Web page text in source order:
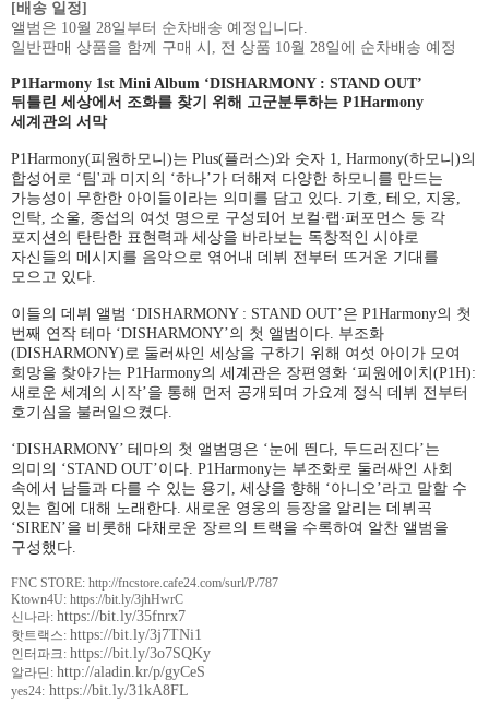
[배송 일정]
앨범은 10월 28일부터 순차배송 예정입니다.
일반판매 상품을 함께 구매 시 , 전 상품 10월 28일에 순차배송 예정
P1Harmony 1st Mini Album ‘DISHARMONY : STAND OUT’
뒤틀린 세상에서 조화를 찾기 위해 고군분투하는 P1Harmony
세계관의 서막
P1Harmony(피원하모니 )는 Plus(플러스)와 숫자 1, Harmony(하모니 )의
합성어로 ‘팀'과 미지의 ‘하나’가 더해져 다양한 하모니를 만드는
가능성이 무한한 아이들이라는 의미를 담고 있다. 기호, 테오, 지웅,
인탁, 소울, 종섭의 여섯 명으로 구성되어 보컬 ∙랩 ∙퍼포먼스 등 각
포지션의 탄탄한 표현력과 세상을 바라보는 독창적인 시야로
자신들의 메시지를 음악으로 엮어내 데뷔 전부터 뜨거운 기대를
모으고 있다.
이들의 데뷔 앨범 ‘DISHARMONY : STAND OUT’은 P1Harmony의 첫
번째 연작 테마 ‘DISHARMONY’의 첫 앨범이다. 부조화
(DISHARMONY)로 둘러싸인 세상을 구하기 위해 여섯 아이가 모여
희망을 찾아가는 P1Harmony의 세계관은 장편영화 ‘피원에이치 (P1H):
새로운 세계의 시작’을 통해 먼저 공개되며 가요계 정식 데뷔 전부터
호기심을 불러일으켰다.
‘DISHARMONY’ 테마의 첫 앨범명은 ‘눈에 띈다, 두드러진다’는
의미의 ‘STAND OUT’이다. P1Harmony는 부조화로 둘러싸인 사회
속에서 남들과 다를 수 있는 용기 , 세상을 향해 ‘아니오’라고 말할 수
있는 힘에 대해 노래한다. 새로운 영웅의 등장을 알리는 데뷔곡
‘SIREN’을 비롯해 다채로운 장르의 트랙을 수록하여 알찬 앨범을
구성했다.
FNC STORE: http://fncstore.cafe24.com/surl/P/787
Ktown4U: https://bit.ly/3jhHwrC
신나라: https://bit.ly/35fnrx7
핫트랙스: https://bit.ly/3j7TNi1
인터파크: https://bit.ly/3o7SQKy
알라딘 : http://aladin.kr/p/gyCeS
yes24: https://bit.ly/31kA8FL